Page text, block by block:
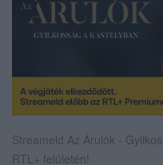
Streameld Az Árulók -
RTL+ felületén!